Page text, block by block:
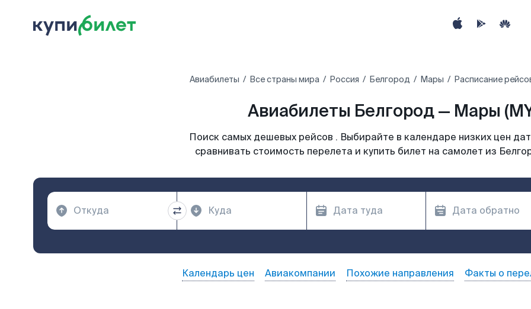
Авиабилеты Все страны мира Россия Белгород Мары Расписание
Авиабилеты Белгород — Мары
Поиск самых дешевых рейсов . Выбирайте в календаре низких цен
сравнивать стоимость перелета и купить билет на самолет из
Календарь цен Авиакомпании Похожие направления Факты о